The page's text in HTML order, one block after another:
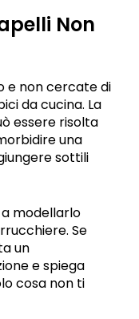
Non
e non cercate di
da cucina. La
essere risolta
una
sottili
modellarlo
Se
un
e spiega
cosa non ti